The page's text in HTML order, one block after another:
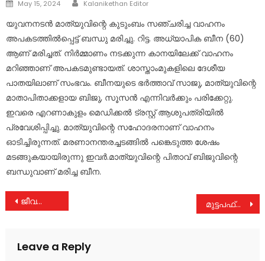
May 15, 2024 Kalanikethan Editor
യുവനനടൻ മാത്യുവിന്റെ കുടുംബം സഞ്ചരിച്ച വാഹനം
അപകടത്തില്‍പ്പെട്ട് ബന്ധു മരിച്ചു. റിട്ട. അധ്യാപിക ബീന (60)
ആണ് മരിച്ചത്. നിർമ്മാണം നടക്കുന്ന കാനയിലേക്ക് വാഹനം
മറിഞ്ഞാണ് അപകടമുണ്ടായത്. ശാസ്താംമുകളിലെ ദേശീയ
പാതയിലാണ് സംഭവം. ബീനയുടെ ഭർത്താവ് സാജു, മാത്യുവിന്റെ
മാതാപിതാക്കളായ ബിജു, സൂസൻ എന്നിവർക്കും പരിക്കേറ്റു.
ഇവരെ എറണാകുളം മെഡിക്കല്‍ ട്രസ്റ്റ് ആശുപത്രിയില്‍
പ്രവേശിപ്പിച്ചു. മാത്യുവിന്റെ സഹോദരനാണ് വാഹനം
ഓടിച്ചിരുന്നത്. മരണാനന്തരച്ചടങ്ങില്‍ പങ്കെടുത്ത ശേഷം
മടങ്ങുകയായിരുന്നു ഇവർ.മാത്യുവിന്റെ പിതാവ് ബിജുവിന്റെ
ബന്ധുവാണ് മരിച്ച ബീന.
Post
ജീവനൊടുക്കി മുട്ടപഫ്‌സ് വിവാദം
Leave a Reply